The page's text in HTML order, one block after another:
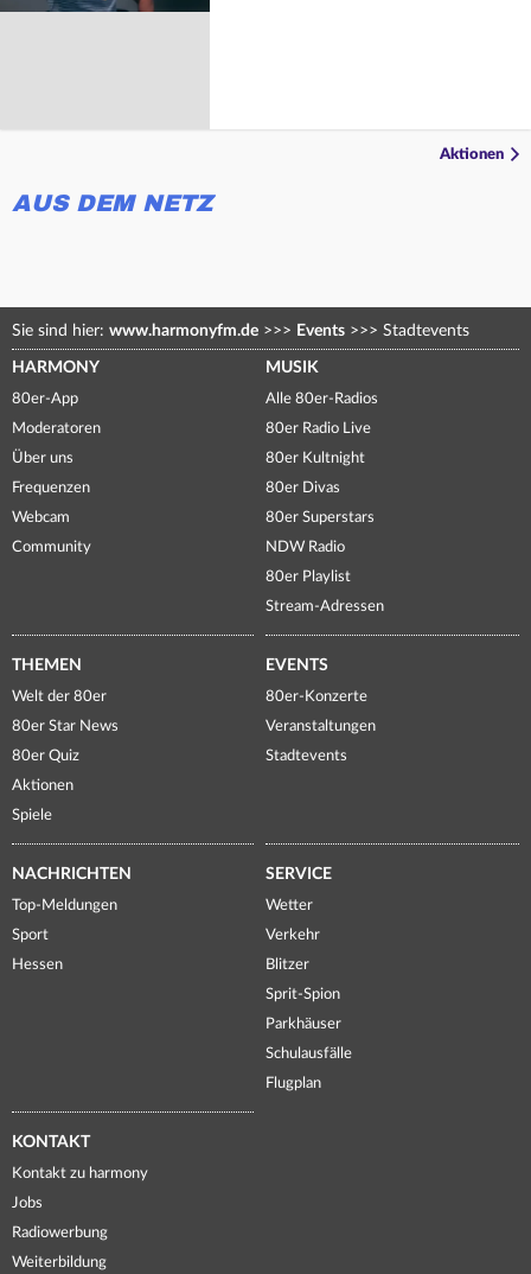
Aktionen
AUS DEM NETZ
Sie sind hier: www.harmonyfm.de >>> Events >>> Stadtevents
HARMONY
80er-App
Moderatoren
Über uns
Frequenzen
Webcam
Community
MUSIK
Alle 80er-Radios
80er Radio Live
80er Kultnight
80er Divas
80er Superstars
NDW Radio
80er Playlist
Stream-Adressen
THEMEN
Welt der 80er
80er Star News
80er Quiz
Aktionen
Spiele
EVENTS
80er-Konzerte
Veranstaltungen
Stadtevents
NACHRICHTEN
Top-Meldungen
Sport
Hessen
SERVICE
Wetter
Verkehr
Blitzer
Sprit-Spion
Parkhäuser
Schulausfälle
Flugplan
KONTAKT
Kontakt zu harmony
Jobs
Radiowerbung
Weiterbildung